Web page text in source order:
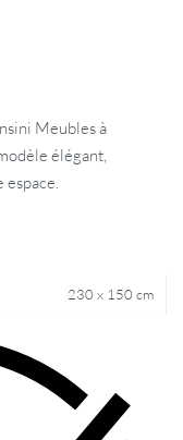
Meubles à
élégant,
230 x 150 cm